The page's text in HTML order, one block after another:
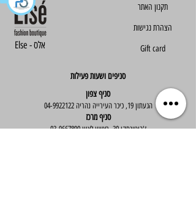
Else - אלס
תקנון האתר​​
הצהרת נגישות
Gift card
סניפים ושעות פעילות
סניף צפון
הגעתון 19, כיכר העירייה נהריה 04-9922122
סניף מרכז
ז'בוטינסקי 30, ראשון לציון 03-9667890